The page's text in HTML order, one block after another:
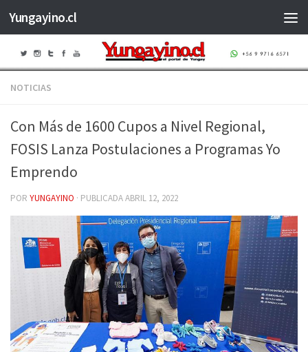
Saltar al contenido
Yungayino.cl
NOTICIAS
Con Más de 1600 Cupos a Nivel Regional,
FOSIS Lanza Postulaciones a Programas Yo
Emprendo
POR YUNGAYINO · PUBLICADAABRIL 12, 2022